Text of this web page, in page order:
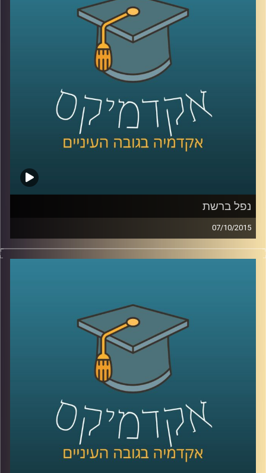
בעשייה למען נשים במעגל האלימות ושזורים
בשירים והגיגים שכתבה, שיראו אור בספרה
"להיות אישה". תכנית מיוחדת לקראת
היום הבינלאומי למיגור האלימות נגד נשים
קרדיט תמונות: AudioVersity
נפל ברשת
07/10/2015
הרשת מבלבלת לנו את כל החוקים! פרופסור
מידע. האחריות תועיל במניעת עבירות כגון
פלישה למידע אישי, הורדות לא חוקיות
ושימושים לא רצויים אחרים, אבל יש לזה גם
צדדים בעיתיים (כנראה שהבחנתם באחד או
קרדיט תמונות: AudioVersity